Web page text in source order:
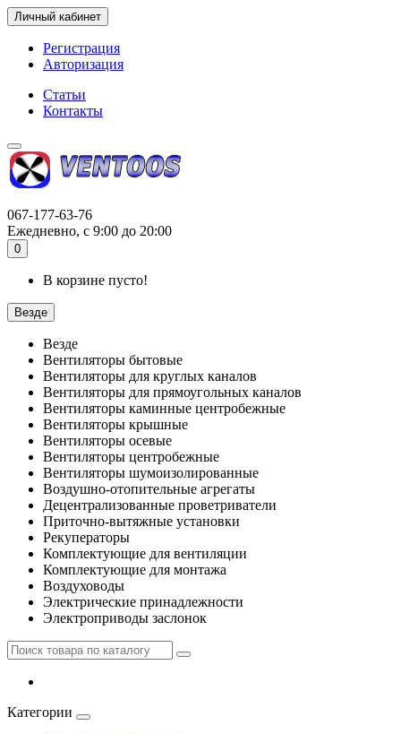
Личный кабинет
Регистрация
Авторизация
Статьи
Контакты
067-177-63-76
Ежедневно, с 9:00 до 20:00
0
В корзине пусто!
Везде
Везде
Вентиляторы бытовые
Вентиляторы для круглых каналов
Вентиляторы для прямоугольных каналов
Вентиляторы каминные центробежные
Вентиляторы крышные
Вентиляторы осевые
Вентиляторы центробежные
Вентиляторы шумоизолированные
Воздушно-отопительные агрегаты
Децентрализованные проветриватели
Приточно-вытяжные установки
Рекуператоры
Комплектующие для вентиляции
Комплектующие для монтажа
Воздуховоды
Электрические принадлежности
Электроприводы заслонок
Категории